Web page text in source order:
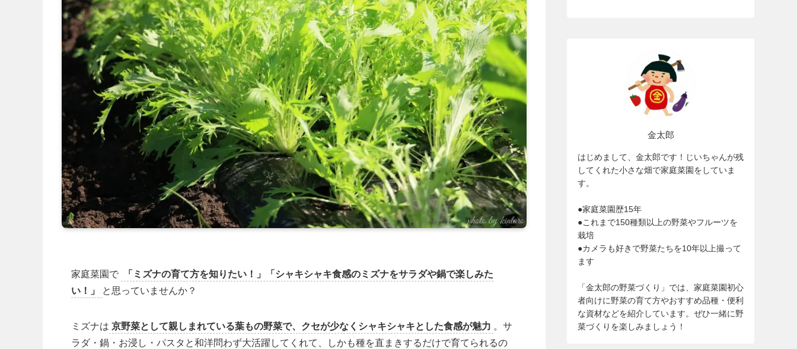
家庭菜園で
「ミズナの育て方を知りたい！」「シャキシャキ食感のミズナをサラダや鍋で楽しみた
い！」
と思っていませんか？
ミズナは 京野菜として親しまれている葉もの野菜で、クセが少なくシャキシャキとした食感が魅力 。サ
ラダ・鍋・お浸し・パスタと和洋問わず大活躍してくれて、しかも種を直まきするだけで育てられるの
金太郎
はじめまして、金太郎です！じいちゃんが残
してくれた小さな畑で家庭菜園をしていま
す。
●家庭菜園歴15年
●これまで150種類以上の野菜やフルーツを
栽培
●カメラも好きで野菜たちを10年以上撮って
ます
「金太郎の野菜づくり」では、家庭菜園初心
者向けに野菜の育て方やおすすめ品種・便利
な資材などを紹介しています。ぜひ一緒に野
菜づくりを楽しみましょう！